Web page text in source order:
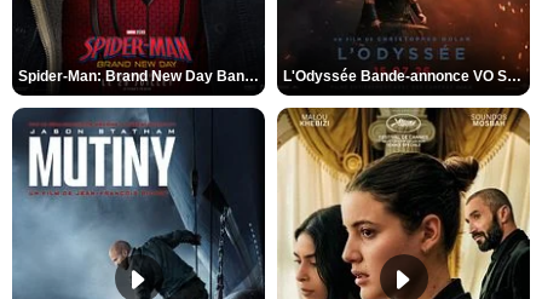
Spider-Man: Brand New Day Bande-annonce VO STFR L'Odyssée Bande-annonce VO STFR